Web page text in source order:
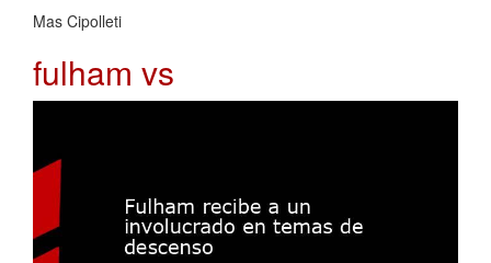
Mas Cipolleti
fulham vs